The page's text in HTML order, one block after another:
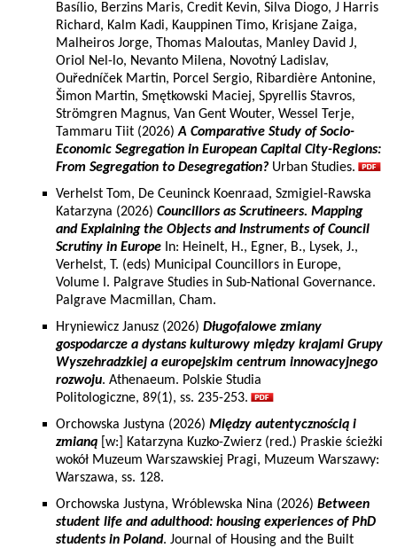
Basílio, Berzins Maris, Credit Kevin, Silva Diogo, J Harris
Richard, Kalm Kadi, Kauppinen Timo, Krisjane Zaiga,
Malheiros Jorge, Thomas Maloutas, Manley David J,
Oriol Nel-lo, Nevanto Milena, Novotný Ladislav,
Ouředníček Martin, Porcel Sergio, Ribardière Antonine,
Šimon Martin, Smętkowski Maciej, Spyrellis Stavros,
Strömgren Magnus, Van Gent Wouter, Wessel Terje,
Tammaru Tiit (2026)A Comparative Study of Socio-
Economic Segregation in European Capital City-Regions:
From Segregation to Desegregation? Urban Studies.
Verhelst Tom, De Ceuninck Koenraad, Szmigiel-Rawska
Katarzyna (2026) Councillors as Scrutineers. Mapping
and Explaining the Objects and Instruments of Council
Scrutiny in Europe In: Heinelt, H., Egner, B., Lysek, J.,
Verhelst, T. (eds) Municipal Councillors in Europe,
Volume I. Palgrave Studies in Sub-National Governance.
Palgrave Macmillan, Cham.
Hryniewicz Janusz (2026) Długofalowe zmiany
gospodarcze a dystans kulturowy między krajami Grupy
Wyszehradzkiej a europejskim centrum innowacyjnego
rozwoju. Athenaeum. Polskie Studia
Politologiczne, 89(1), ss. 235-253.
Orchowska Justyna (2026) Między autentycznością i
zmianą [w:] Katarzyna Kuzko-Zwierz (red.) Praskie ścieżki
wokół Muzeum Warszawskiej Pragi, Muzeum Warszawy:
Warszawa, ss. 128.
Orchowska Justyna, Wróblewska Nina (2026) Between
student life and adulthood: housing experiences of PhD
students in Poland. Journal of Housing and the Built